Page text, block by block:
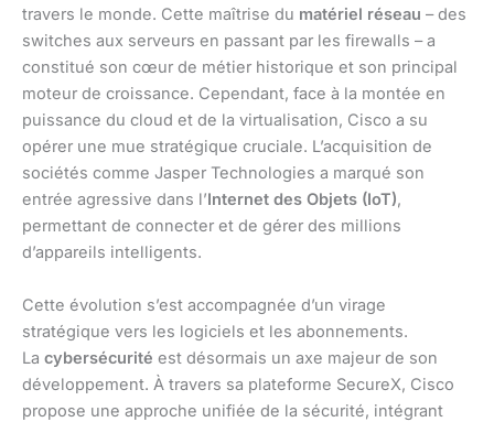
travers le monde. Cette maîtrise du matériel réseau – des
switches aux serveurs en passant par les firewalls – a
constitué son cœur de métier historique et son principal
moteur de croissance. Cependant, face à la montée en
puissance du cloud et de la virtualisation, Cisco a su
opérer une mue stratégique cruciale. L’acquisition de
sociétés comme Jasper Technologies a marqué son
entrée agressive dans l’Internet des Objets (IoT),
permettant de connecter et de gérer des millions
d’appareils intelligents.
Cette évolution s’est accompagnée d’un virage
stratégique vers les logiciels et les abonnements.
La cybersécurité est désormais un axe majeur de son
développement. À travers sa plateforme SecureX, Cisco
propose une approche unifiée de la sécurité, intégrant